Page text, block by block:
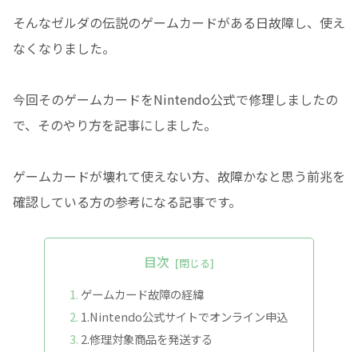
そんなゼルダの伝説のゲームカードがある日故障し、使え
なくなりました。
今回そのゲームカードをNintendo公式で修理しましたの
で、そのやり方を記事にしました。
ゲームカードが壊れて使えない方、故障かなと思う前兆を
確認している方の参考になる記事です。
目次
ゲームカード故障の経緯
1.Nintendo公式サイトでオンライン申込
2.修理対象商品を発送する